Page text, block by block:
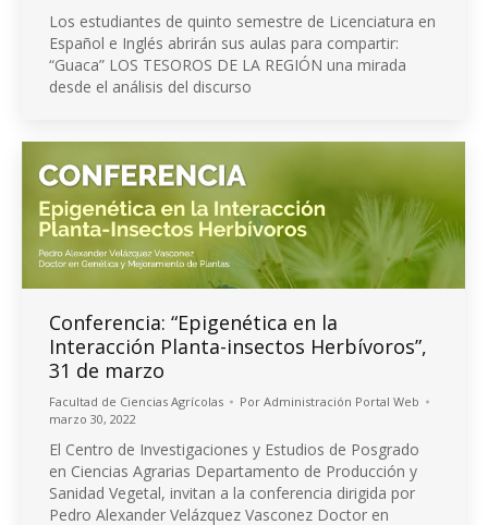
Los estudiantes de quinto semestre de Licenciatura en
Español e Inglés abrirán sus aulas para compartir:
“Guaca” LOS TESOROS DE LA REGIÓN una mirada
desde el análisis del discurso
Conferencia: “Epigenética en la
Interacción Planta-insectos Herbívoros”,
31 de marzo
Facultad de Ciencias Agrícolas Por Administración Portal Web
marzo 30, 2022
El Centro de Investigaciones y Estudios de Posgrado
en Ciencias Agrarias Departamento de Producción y
Sanidad Vegetal, invitan a la conferencia dirigida por
Pedro Alexander Velázquez Vasconez Doctor en